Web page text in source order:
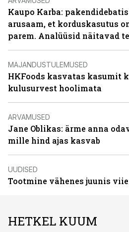
Kaupo Karba:
arusaam, et korduskasutus
parem. Analüüsid näitavad
MAJANDUSTULEMUSED
HKFoods kasvatas kasumit
kulusurvest hoolimata
ARVAMUSED
Jane Oblikas: ärme anna
mille hind ajas kasvab
UUDISED
Tootmine vähenes juunis
HETKEL KUUM